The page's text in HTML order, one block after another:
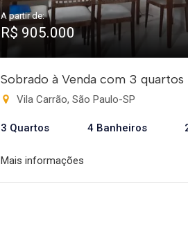
A partir de:
R$ 905.000
Sobrado à Venda com 3 quartos
Vila Carrão, São Paulo-SP
3 Quartos 4 Banheiros
Mais informações